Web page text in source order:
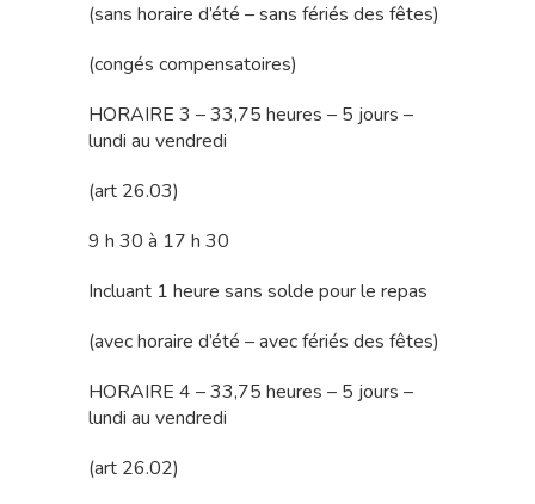
(sans horaire d’été – sans fériés des fêtes)
(congés compensatoires)
HORAIRE 3 – 33,75 heures – 5 jours –
lundi au vendredi
(art 26.03)
9 h 30 à 17 h 30
Incluant 1 heure sans solde pour le repas
(avec horaire d’été – avec fériés des fêtes)
HORAIRE 4 – 33,75 heures – 5 jours –
lundi au vendredi
(art 26.02)